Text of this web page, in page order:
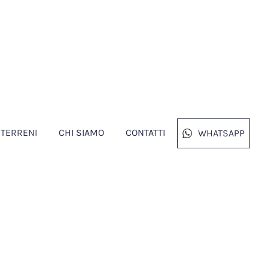
TERRENI CHI SIAMO CONTATTI WHATSAPP